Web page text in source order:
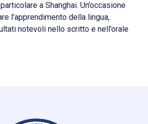
a Shanghai. Un’occasione
l’apprendimento della lingua,
notevoli nello scritto e nell’orale